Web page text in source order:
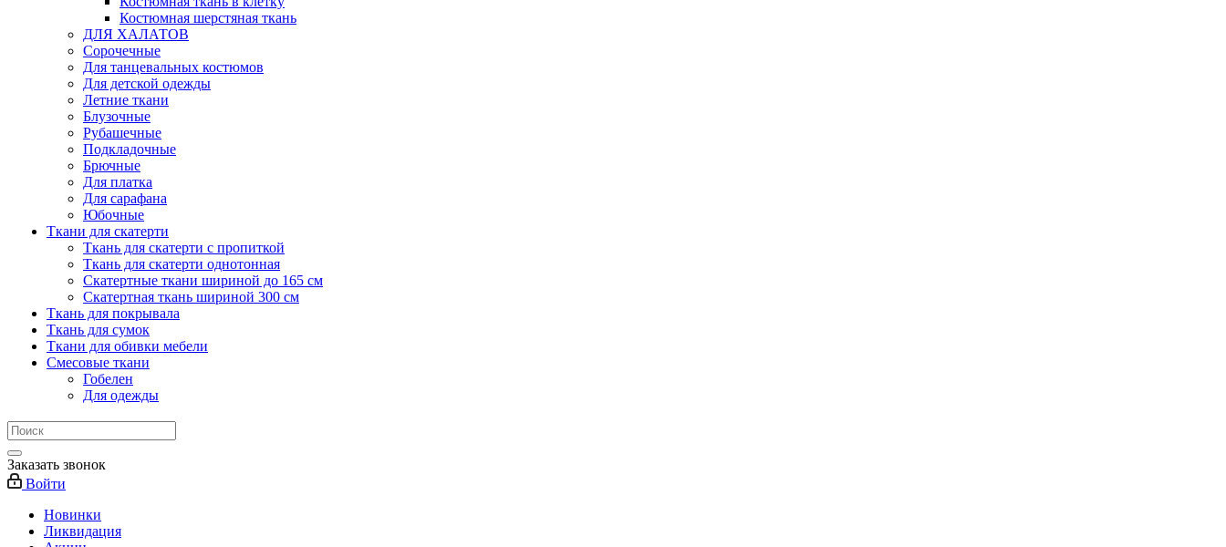
Костюмная шерстяная ткань
ДЛЯ ХАЛАТОВ
Сорочечные
Для танцевальных костюмов
Для детской одежды
Летние ткани
Блузочные
Рубашечные
Подкладочные
Брючные
Для платка
Для сарафана
Юбочные
Ткани для скатерти
Ткань для скатерти с пропиткой
Ткань для скатерти однотонная
Скатертные ткани шириной до 165 см
Скатертная ткань шириной 300 см
Ткань для покрывала
Ткань для сумок
Ткани для обивки мебели
Смесовые ткани
Гобелен
Для одежды
Заказать звонок
Войти
Новинки
Ликвидация